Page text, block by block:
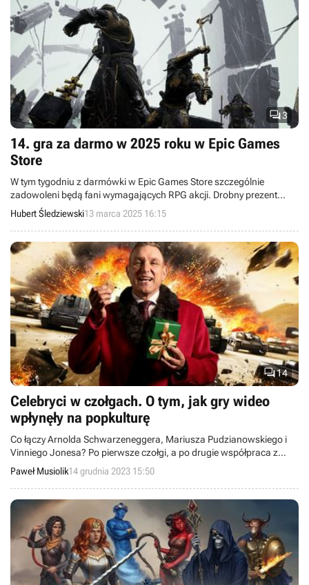
3
14. gra za darmo w 2025 roku w Epic Games
Store
W tym tygodniu z darmówki w Epic Games Store szczególnie
zadowoleni będą fani wymagających RPG akcji. Drobny prezent
czeka również graczy World of Warships.
Hubert Śledziewski13 marca 2025 16:15
14
Celebryci w czołgach. O tym, jak gry wideo
wpłynęły na popkulturę
Co łączy Arnolda Schwarzeneggera, Mariusza Pudzianowskiego i
Vinniego Jonesa? Po pierwsze czołgi, a po drugie współpraca z
potentatem growym mającym pomysł na to, jak wykorzystać znaną
twarz do rozreklamowania swojej produkcji.
Paweł Musiolik14 grudnia 2023 15:50